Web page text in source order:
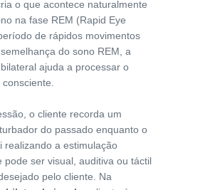
o que acontece naturalmente
na fase REM (Rapid Eye
de rápidos movimentos
do sono REM, a
ajuda a processar o
o cliente recorda um
do passado enquanto o
realizando a estimulação
pode ser visual, auditiva ou táctil
pelo cliente. Na